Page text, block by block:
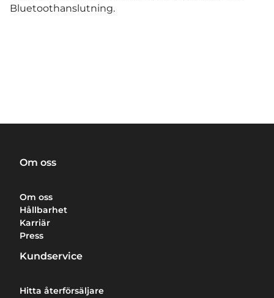
Bluetoothanslutning.
Om oss
Om oss
Hållbarhet
Karriär
Press
Kundservice
Hitta återförsäljare